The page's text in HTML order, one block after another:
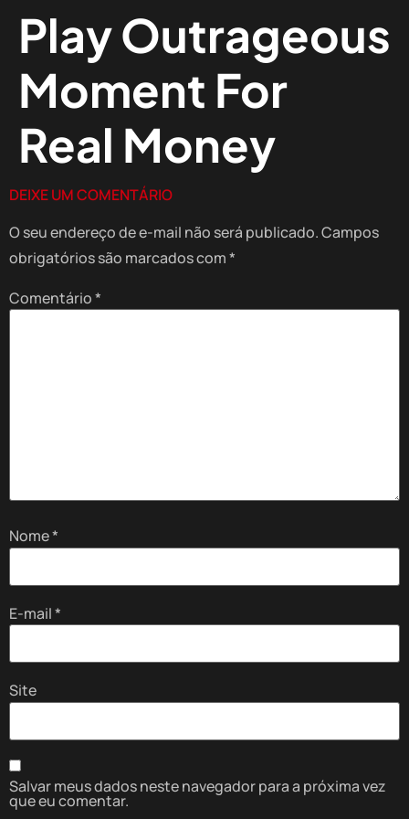
Play Outrageous
Moment For
Real Money
DEIXE UM COMENTÁRIO
O seu endereço de e-mail não será publicado.Campos
obrigatórios são marcados com*
Comentário*
Nome*
E-mail*
Site
Salvar meus dados neste navegador para a próxima vez
que eu comentar.